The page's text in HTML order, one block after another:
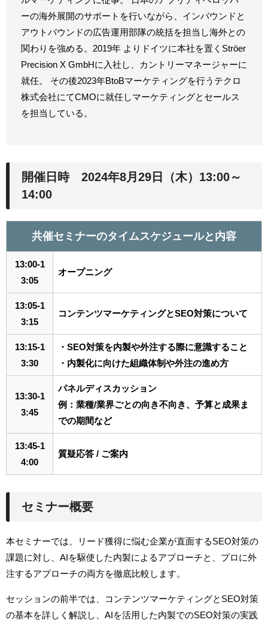
ーの海外展開のサポートを行いながら、インバウンドと
アウトバウンドの広告運用部隊の統括を担当し海外との
関わりを強める。2019年 よりドイツに本社を置くStröer
Precision X GmbHに入社し、カントリーマネージャーに
就任。 その後2023年BtoBマーケティングを行うテクロ
株式会社にてCMOに就任しマーケティングとセールス
を担当している。
開催日時 2024年8月29日（木）13:00～
14:00
共催セミナーのタイムスケジュールと内容
13:00-1
3:05
オープニング
13:05-1
3:15
コンテンツマーケティングとSEO対策について
13:15-1
3:30
・SEO対策を内製や外注する際に意識すること
・内製化に向けた組織体制や外注の進め方
13:30-1
3:45
パネルディスカッション
例：業種/業界ごとの向き不向き、予算と成果ま
での期間など
13:45-1
4:00
質疑応答 / ご案内
セミナー概要
本セミナーでは、リード獲得に悩む企業が直面するSEO対策の
課題に対し、AIを駆使した内製によるアプローチと、プロに外
注するアプローチの両方を徹底比較します。
セッションの前半では、コンテンツマーケティングとSEO対策
の基本を詳しく解説し、AIを活用した内製でのSEO対策の実践